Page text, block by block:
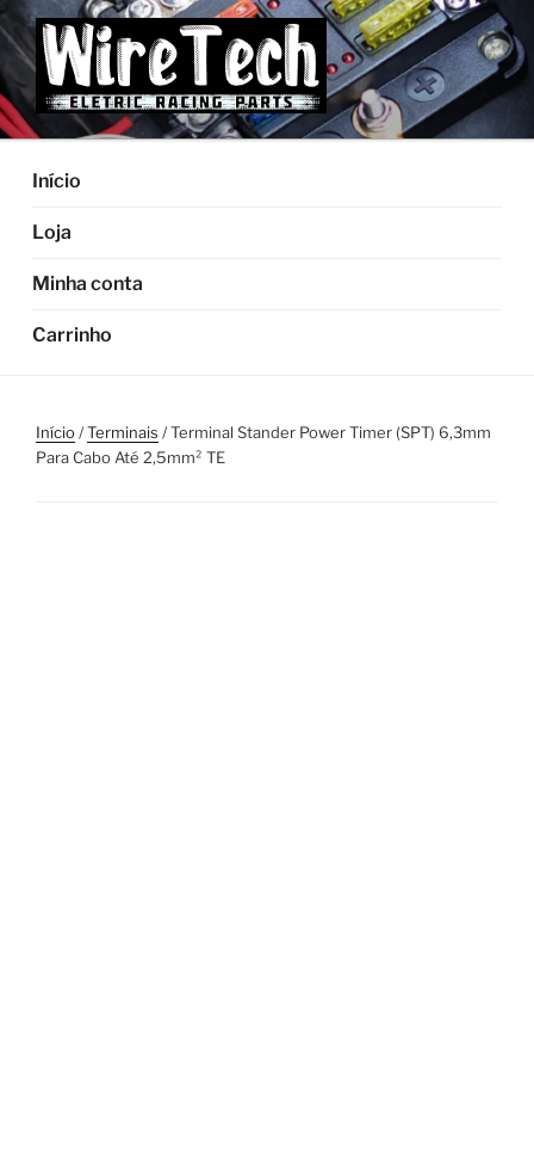
Pular
para
o
conteúdo
Início
Loja
Minha conta
Carrinho
Início/Terminais / Terminal Stander Power Timer (SPT) 6,3mm
Para Cabo Até 2,5mm² TE